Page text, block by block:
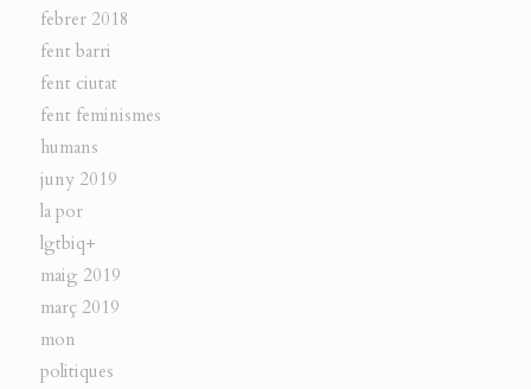
febrer 2018
fent barri
fent ciutat
fent feminismes
humans
juny 2019
la por
lgtbiq+
maig 2019
març 2019
mon
politiques